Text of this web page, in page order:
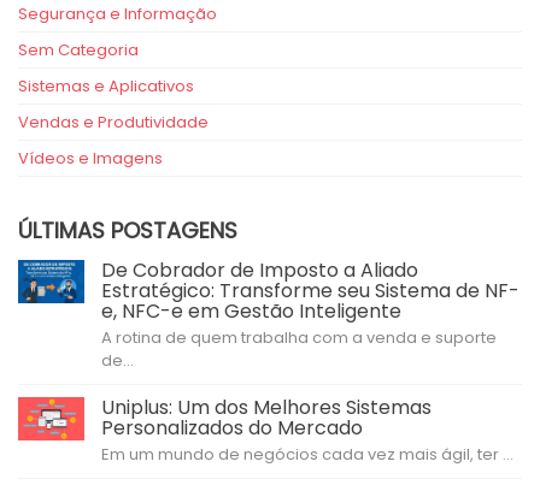
Segurança e Informação
Sem Categoria
Sistemas e Aplicativos
Vendas e Produtividade
Vídeos e Imagens
ÚLTIMAS POSTAGENS
De Cobrador de Imposto a Aliado
Estratégico: Transforme seu Sistema de NF-
e, NFC-e em Gestão Inteligente
A rotina de quem trabalha com a venda e suporte
de...
Uniplus: Um dos Melhores Sistemas
Personalizados do Mercado
Em um mundo de negócios cada vez mais ágil, ter ...